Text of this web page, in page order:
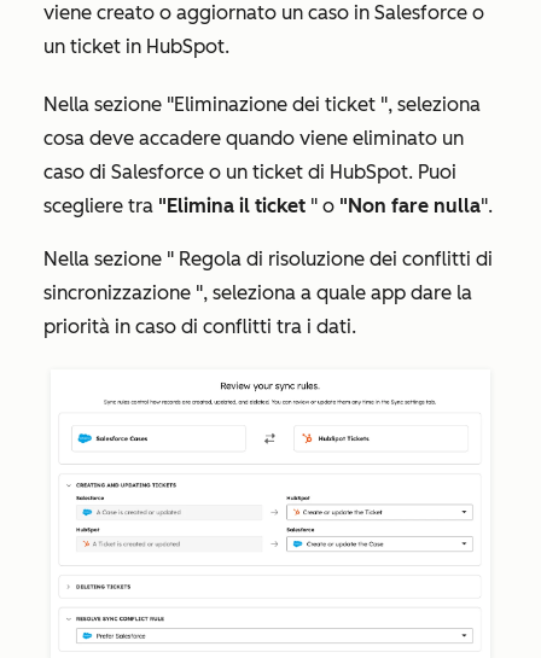
viene creato o aggiornato un caso in Salesforce o
un ticket in HubSpot.
Nella sezione "Eliminazione dei ticket ", seleziona
cosa deve accadere quando viene eliminato un
caso di Salesforce o un ticket di HubSpot. Puoi
scegliere tra "Elimina il ticket " o "Non fare nulla".
Nella sezione " Regola di risoluzione dei conflitti di
sincronizzazione ", seleziona a quale app dare la
priorità in caso di conflitti tra i dati.